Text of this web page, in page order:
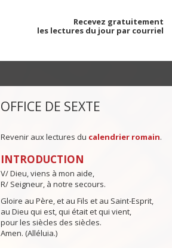
Recevez gratuitement
les lectures du jour par courriel
OFFICE DE SEXTE
Revenir aux lectures du calendrier romain.
INTRODUCTION
V/ Dieu, viens à mon aide,
R/ Seigneur, à notre secours.
Gloire au Père, et au Fils et au Saint-Esprit,
au Dieu qui est, qui était et qui vient,
pour les siècles des siècles.
Amen. (Alléluia.)